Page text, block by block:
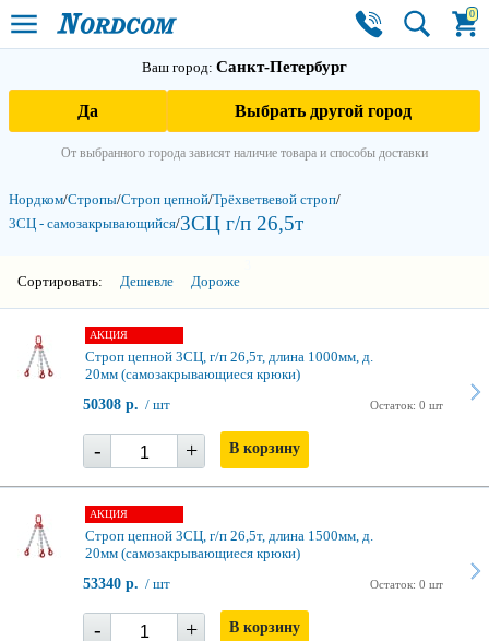
0
Ваш город: Санкт-Петербург
Да Выбрать другой город
От выбранного города зависят наличие товара и способы доставки
Нордком/Стропы/Строп цепной/Трёхветвевой строп/
3СЦ - самозакры­вающийся/3СЦ г/п 26,5т
Сортировать: Дешевле Дороже
АКЦИЯ
Строп цепной 3СЦ, г/п 26,5т, длина 1000мм, д.
20мм (самозакрывающиеся крюки)
Остаток: 0 шт
50308 р. / шт
- + В корзину
АКЦИЯ
Строп цепной 3СЦ, г/п 26,5т, длина 1500мм, д.
20мм (самозакрывающиеся крюки)
Остаток: 0 шт
53340 р. / шт
- + В корзину